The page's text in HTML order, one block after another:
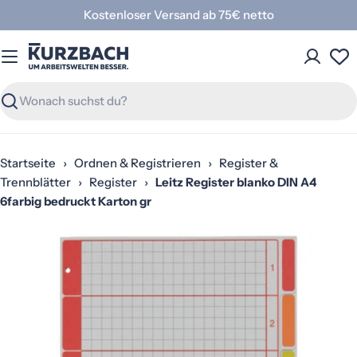
Inhalt
springen
Kostenloser Versand ab 75€ netto
Suchen
Startseite › Ordnen & Registrieren › Register &
Trennblätter › Register › Leitz Register blanko DIN A4
6farbig bedruckt Karton gr
Produktinformationen